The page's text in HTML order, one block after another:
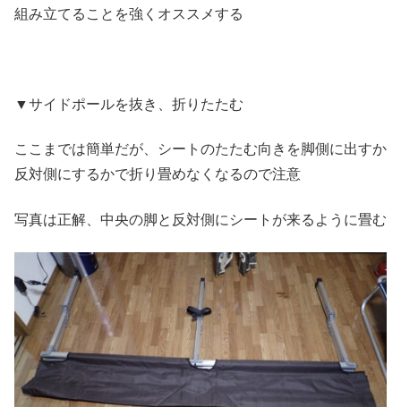
組み立てることを強くオススメする
▼サイドポールを抜き、折りたたむ
ここまでは簡単だが、シートのたたむ向きを脚側に出すか
反対側にするかで折り畳めなくなるので注意
写真は正解、中央の脚と反対側にシートが来るように畳む